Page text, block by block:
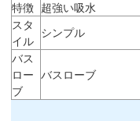
特徴 超強い吸水
スタ
イル
シンプル
バス
ロー
ブ
バスローブ